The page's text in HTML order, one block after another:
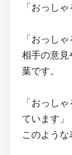
「おっし
「おっし
相手の意見
葉です。
「おっし
ています」
このような